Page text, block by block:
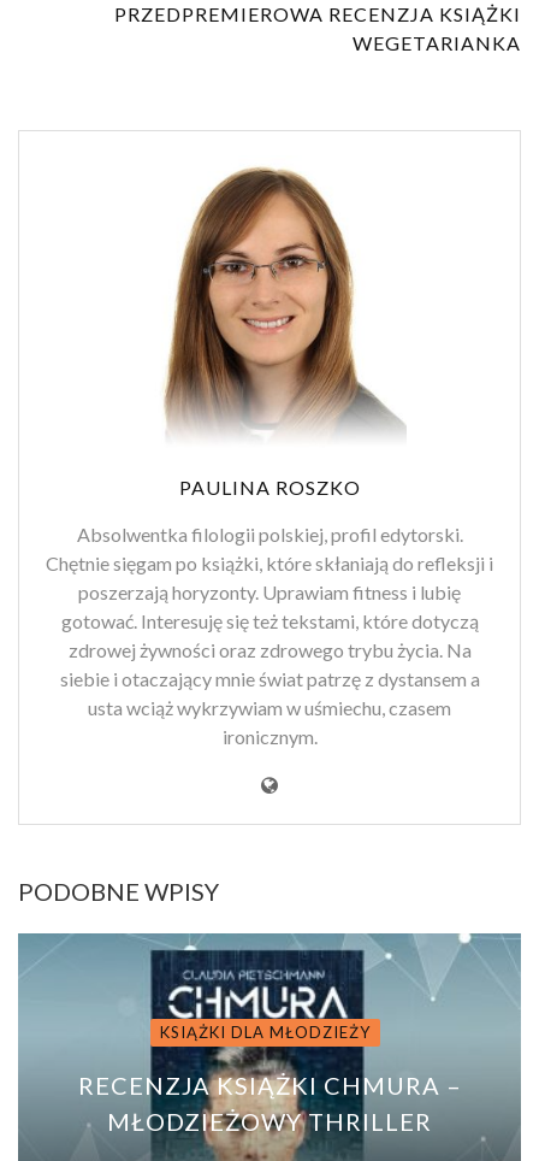
PRZEDPREMIEROWA RECENZJA KSIĄŻKI
WEGETARIANKA
PAULINA ROSZKO
Absolwentka filologii polskiej, profil edytorski.
Chętnie sięgam po książki, które skłaniają do refleksji i
poszerzają horyzonty. Uprawiam fitness i lubię
gotować. Interesuję się też tekstami, które dotyczą
zdrowej żywności oraz zdrowego trybu życia. Na
siebie i otaczający mnie świat patrzę z dystansem a
usta wciąż wykrzywiam w uśmiechu, czasem
ironicznym.
PODOBNE WPISY
KSIĄŻKI DLA MŁODZIEŻY
RECENZJA KSIĄŻKI CHMURA –
MŁODZIEŻOWY THRILLER